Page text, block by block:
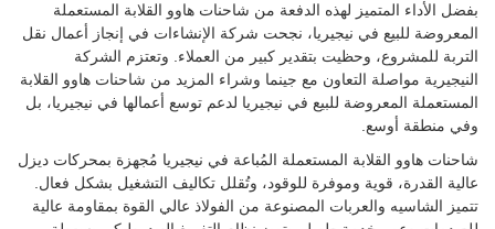
بفضل الأداء المتميز لهذه الدفعة من شاحنات هاوو القلابة المستعملة
المعروضة للبيع في نيجيريا، نجحت شركة الإنشاءات في إنجاز أعمال نقل
التربة للمشروع، وحظيت بتقدير كبير من العملاء. وتعتزم الشركة
النيجيرية مواصلة التعاون مع جينما وشراء المزيد من شاحنات هاوو القلابة
المستعملة المعروضة للبيع في نيجيريا لدعم توسع أعمالها في نيجيريا، بل
وفي منطقة أوسع.
شاحنات هاوو القلابة المستعملة المُباعة في نيجيريا مُجهزة بمحركات ديزل
عالية القدرة، قوية وموفرة للوقود، وتُقلل تكاليف التشغيل بشكل فعال.
تتميز الشاسيه والعربات المصنوعة من الفولاذ عالي القوة بمقاومة عالية